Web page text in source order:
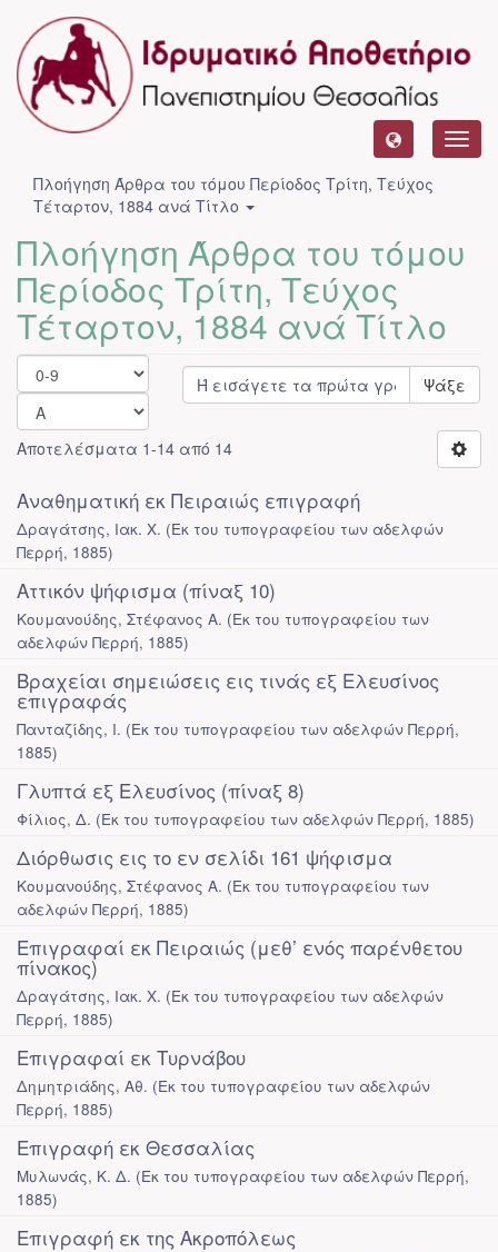
Πλοήγηση Άρθρα του τόμου Περίοδος Τρίτη, Τεύχος
Τέταρτον, 1884 ανά Τίτλο
Πλοήγηση Άρθρα του τόμου
Περίοδος Τρίτη, Τεύχος
Τέταρτον, 1884 ανά Τίτλο
Ψάξε
Αποτελέσματα 1-14 από 14
Αναθηματική εκ Πειραιώς επιγραφή
Δραγάτσης, Ιακ. Χ. (Εκ του τυπογραφείου των αδελφών
Περρή, 1885)
Αττικόν ψήφισμα (πίναξ 10)
Κουμανούδης, Στέφανος Α. (Εκ του τυπογραφείου των
αδελφών Περρή, 1885)
Βραχείαι σημειώσεις εις τινάς εξ Ελευσίνος
επιγραφάς
Πανταζίδης, Ι. (Εκ του τυπογραφείου των αδελφών Περρή,
1885)
Γλυπτά εξ Ελευσίνος (πίναξ 8)
Φίλιος, Δ. (Εκ του τυπογραφείου των αδελφών Περρή, 1885)
Διόρθωσις εις το εν σελίδι 161 ψήφισμα
Κουμανούδης, Στέφανος Α. (Εκ του τυπογραφείου των
αδελφών Περρή, 1885)
Επιγραφαί εκ Πειραιώς (μεθ’ ενός παρένθετου
πίνακος)
Δραγάτσης, Ιακ. Χ. (Εκ του τυπογραφείου των αδελφών
Περρή, 1885)
Επιγραφαί εκ Τυρνάβου
Δημητριάδης, Αθ. (Εκ του τυπογραφείου των αδελφών
Περρή, 1885)
Επιγραφή εκ Θεσσαλίας
Μυλωνάς, Κ. Δ. (Εκ του τυπογραφείου των αδελφών Περρή,
1885)
Επιγραφή εκ της Ακροπόλεως